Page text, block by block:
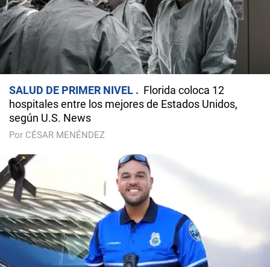
SALUD DE PRIMER NIVEL
Florida coloca 12
hospitales entre los mejores de Estados Unidos,
según U.S. News
Por CÉSAR MENÉNDEZ